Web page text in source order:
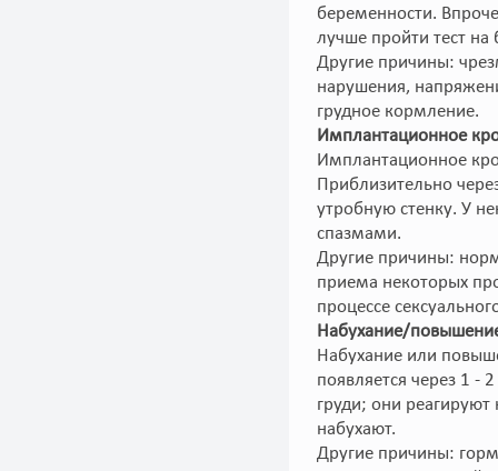
беременности.
лучше пройти тест на
Другие причины:
нарушения,
грудное кормление.
Имплантационное
Имплантационное
Приблизительно
утробную стенку. У
спазмами.
Другие причины:
приема некоторых
процессе
Набухание/
Набухание или
появляется через 1 -
груди; они
набухают.
Другие причины: